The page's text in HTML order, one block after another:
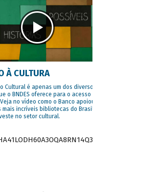
À CULTURA
Cultural é apenas um dos diversos
o BNDES oferece para o acesso à
no vídeo como o Banco apoiou
mais incríveis bibliotecas do Brasil e
no setor cultural.